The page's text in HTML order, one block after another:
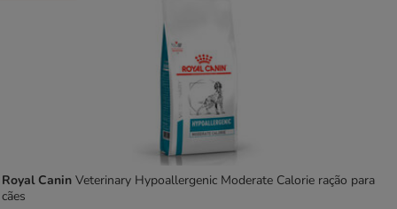
Royal Canin Veterinary Hypoallergenic Moderate Calorie ração para
cães